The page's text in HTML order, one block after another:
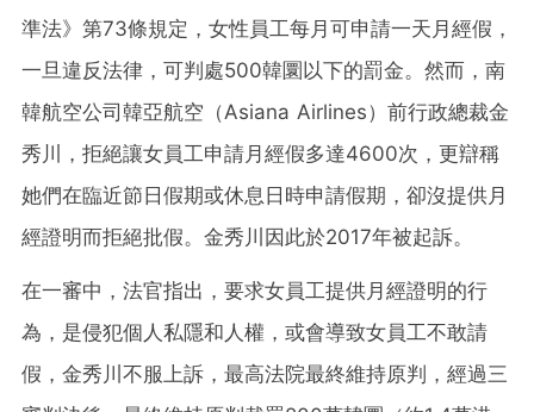
準法》第73條規定，女性員工每月可申請一天月經假，
一旦違反法律，可判處500韓圜以下的罰金。然而，南
韓航空公司韓亞航空（Asiana Airlines）前行政總裁金
秀川，拒絕讓女員工申請月經假多達4600次，更辯稱
她們在臨近節日假期或休息日時申請假期，卻沒提供月
經證明而拒絕批假。金秀川因此於2017年被起訴。
在一審中，法官指出，要求女員工提供月經證明的行
為，是侵犯個人私隱和人權，或會導致女員工不敢請
假，金秀川不服上訴，最高法院最終維持原判，經過三